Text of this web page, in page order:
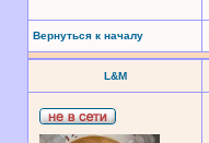
Вернуться к началу
L&M